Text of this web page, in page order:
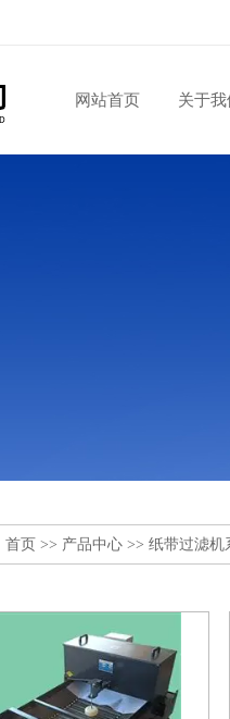
网站首页 关于我
首页 >> 产品中心 >> 纸带过滤机